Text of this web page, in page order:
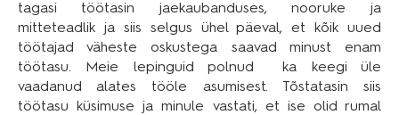
tagasi töötasin jaekaubanduses, nooruke ja
mitteteadlik ja siis selgus ühel päeval, et kõik uued
töötajad väheste oskustega saavad minust enam
töötasu. Meie lepinguid polnud ka keegi üle
vaadanud alates tööle asumisest. Tõstatasin siis
töötasu küsimuse ja minule vastati, et ise olid rumal